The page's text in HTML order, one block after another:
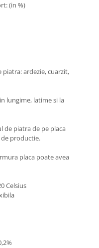
(in %)
ardezie, cuarzit,
lungime, latime si la
de piatra de pe placa
productie.
placa poate avea
Celsius